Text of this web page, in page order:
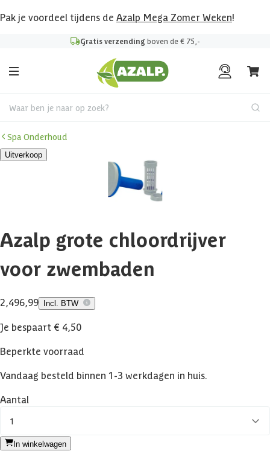
Pak je voordeel tijdens de Azalp Mega Zomer Weken!
Gratis verzending boven de € 75,-
Waar ben je naar op zoek?
Spa Onderhoud
Uitverkoop
Azalp grote chloordrijver
voor zwembaden
2,496,99 Incl. BTW
Je bespaart € 4,50
Beperkte voorraad
Vandaag besteld binnen 1-3 werkdagen in huis.
Aantal
1
In winkelwagen